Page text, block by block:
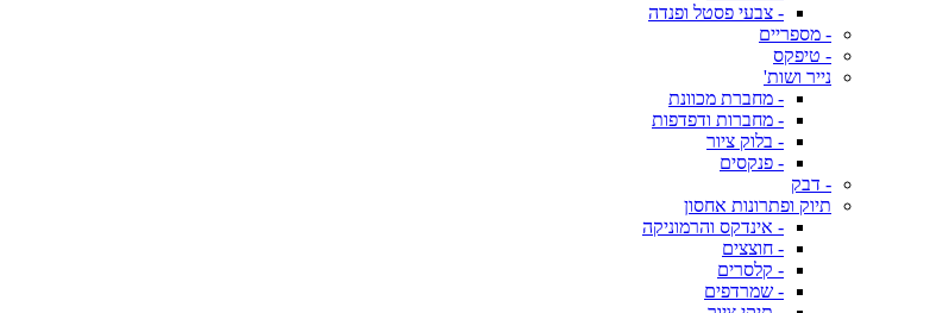
- צבעי פסטל ופנדה
- מספריים
- טיפקס
נייר ושות'
- מחברת מכוונת
- מחברות ודפדפות
- בלוק ציור
- פנקסים
- דבק
תיוק ופתרונות אחסון
- אינדקס והרמוניקה
- חוצצים
- קלסרים
- שמרדפים